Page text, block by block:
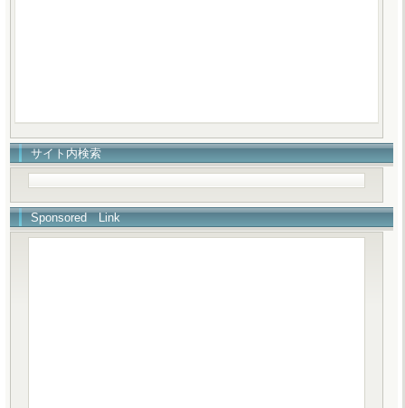
サイト内検索
Sponsored Link